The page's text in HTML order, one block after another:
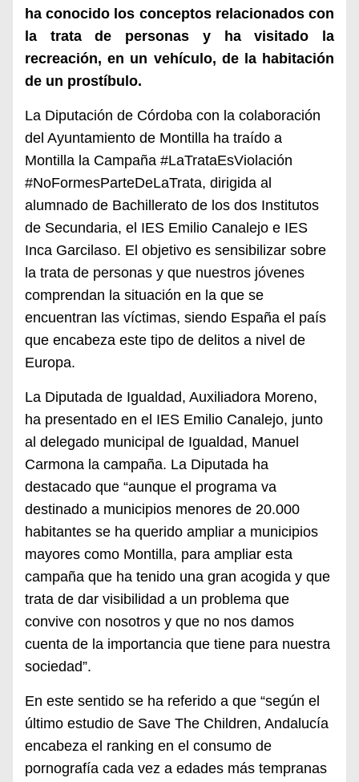
ha conocido los conceptos relacionados con
la trata de personas y ha visitado la
recreación, en un vehículo, de la habitación
de un prostíbulo.
La Diputación de Córdoba con la colaboración
del Ayuntamiento de Montilla ha traído a
Montilla la Campaña #LaTrataEsViolación
#NoFormesParteDeLaTrata, dirigida al
alumnado de Bachillerato de los dos Institutos
de Secundaria, el IES Emilio Canalejo e IES
Inca Garcilaso. El objetivo es sensibilizar sobre
la trata de personas y que nuestros jóvenes
comprendan la situación en la que se
encuentran las víctimas, siendo España el país
que encabeza este tipo de delitos a nivel de
Europa.
La Diputada de Igualdad, Auxiliadora Moreno,
ha presentado en el IES Emilio Canalejo, junto
al delegado municipal de Igualdad, Manuel
Carmona la campaña. La Diputada ha
destacado que “aunque el programa va
destinado a municipios menores de 20.000
habitantes se ha querido ampliar a municipios
mayores como Montilla, para ampliar esta
campaña que ha tenido una gran acogida y que
trata de dar visibilidad a un problema que
convive con nosotros y que no nos damos
cuenta de la importancia que tiene para nuestra
sociedad”.
En este sentido se ha referido a que “según el
último estudio de Save The Children, Andalucía
encabeza el ranking en el consumo de
pornografía cada vez a edades más tempranas